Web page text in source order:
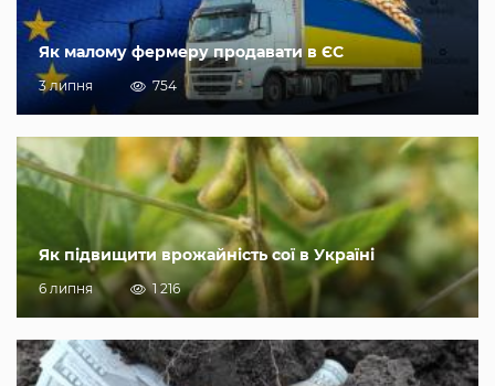
Як малому фермеру продавати в ЄС
3 липня 754
Як підвищити врожайність сої в Україні
6 липня 1 216